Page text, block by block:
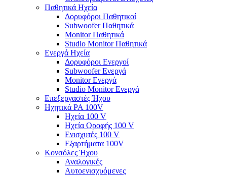
Παθητικά Ηχεία
Δορυφόροι Παθητικοί
Subwoofer Παθητικά
Monitor Παθητικά
Studio Monitor Παθητικά
Ενεργά Ηχεία
Δορυφόροι Ενεργοί
Subwoofer Ενεργά
Monitor Ενεργά
Studio Monitor Ενεργά
Επεξεργαστές Ήχου
Ηχητικά PA 100V
Ηχεία 100 V
Ηχεία Οροφής 100 V
Ενισχυτές 100 V
Εξαρτήματα 100V
Κονσόλες Ήχου
Αναλογικές
Αυτοενισχυόμενες